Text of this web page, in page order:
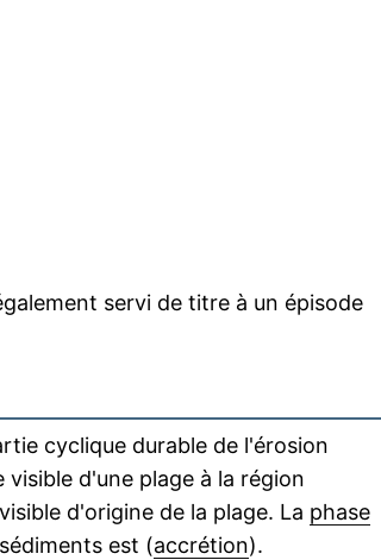
servi de titre à un épisode
cyclique durable de l'érosion
d'une plage à la région
d'origine de la plage. La phase
est (accrétion).